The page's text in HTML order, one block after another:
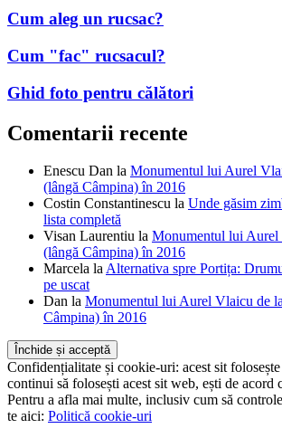
Cum aleg un rucsac?
Cum "fac" rucsacul?
Ghid foto pentru călători
Comentarii recente
Enescu Dan la Monumentul lui Aurel
(lângă Câmpina) în 2016
Costin Constantinescu la Unde găsim
lista completă
Visan Laurentiu la Monumentul lui Aurel
(lângă Câmpina) în 2016
Marcela laAlternativa spre Portița:
pe uscat
Dan la Monumentul lui Aurel Vlaicu de
Câmpina) în 2016
Confidențialitate și cookie-uri: acest sit
continui să folosești acest sit web, ești de acord
Pentru a afla mai multe, inclusiv cum să
te aici: Politică cookie-uri